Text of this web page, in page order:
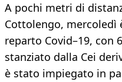
A pochi metri di
Cottolengo, mercoledì
reparto Covid–19,
stanziato dalla Cei
è stato impiegato in